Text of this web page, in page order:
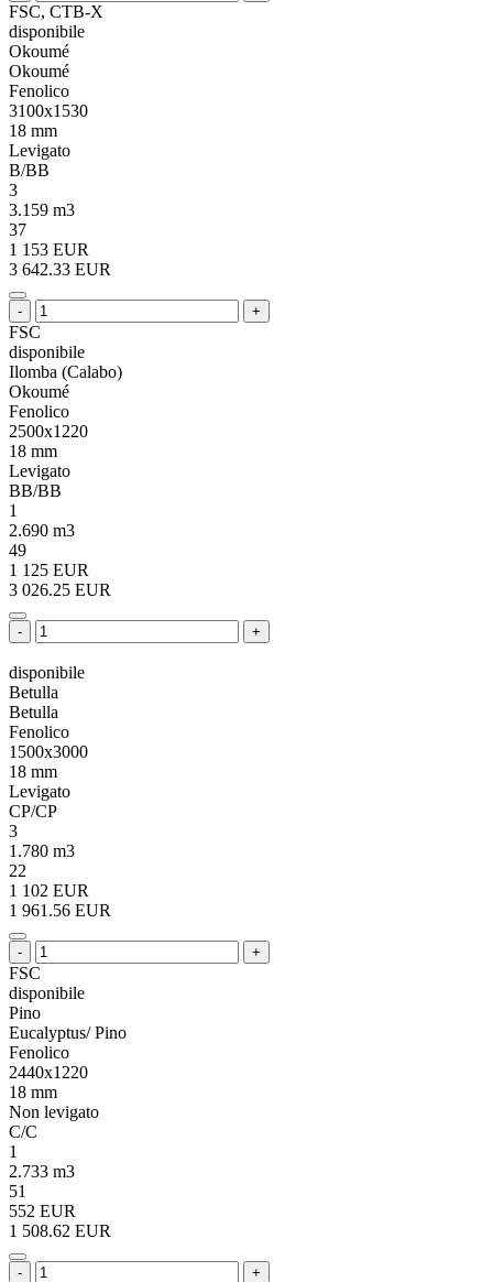
FSC, CTB-X
disponibile
Okoumé
Okoumé
Fenolico
3100x1530
18 mm
Levigato
B/BB
3
3.159 m3
37
1 153 EUR
3 642.33 EUR
- +
FSC
disponibile
Ilomba (Calabo)
Okoumé
Fenolico
2500x1220
18 mm
Levigato
BB/BB
1
2.690 m3
49
1 125 EUR
3 026.25 EUR
- +
disponibile
Betulla
Betulla
Fenolico
1500x3000
18 mm
Levigato
CP/CP
3
1.780 m3
22
1 102 EUR
1 961.56 EUR
- +
FSC
disponibile
Pino
Eucalyptus/ Pino
Fenolico
2440x1220
18 mm
Non levigato
C/C
1
2.733 m3
51
552 EUR
1 508.62 EUR
- +